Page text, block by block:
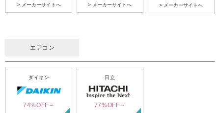
> メーカーサイトへ > メーカーサイトへ > メーカーサイトへ
エアコン
ダイキン
74%OFF～
日立
77%OFF～